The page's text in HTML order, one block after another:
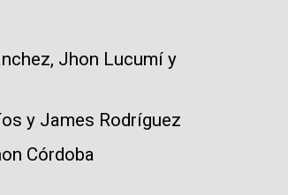
Jhon Lucumí y
y James Rodríguez
Córdoba